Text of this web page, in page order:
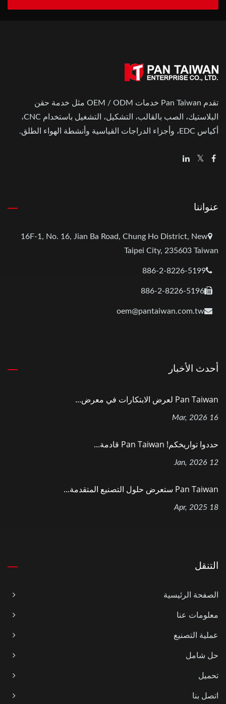
تقدم Pan Taiwan خدمات OEM / ODM مثل خدمة حقن
البلاستيك، الصب بالقالب، التشكيل، التشغيل باستخدام CNC،
أكياس EDC، وأجزاء الدراجات القياسية وأنشطة الهواء الطلق.
عنواننا
16F-1, No. 16, Jian Ba Road, Chung Ho District, New
Taipei City, 235603 Taiwan
886-2-8226-5199
886-2-8226-5196
oem@pantaiwan.com.tw
أحدث الأخبار
Pan Taiwan لعرض الابتكارات في معرض...
16 Mar, 2026
حددوا تواريخكم! Pan Taiwan قادمة...
12 Jan, 2026
Pan Taiwan ستعرض حلول التصنيع المتقدمة...
18 Apr, 2025
التنقل
الصفحة الرئيسية
معلومات عنا
عملية التصنيع
حل شامل
تحميل
اتصل بنا